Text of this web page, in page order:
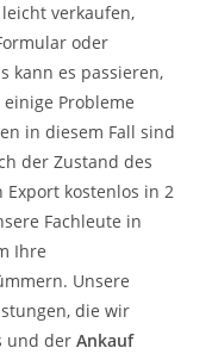
leicht verkaufen,
oder
kann es passieren,
Probleme
in diesem Fall sind
der Zustand des
Export kostenlos in 2
Fachleute in
Ihre
Unsere
die wir
und der Ankauf